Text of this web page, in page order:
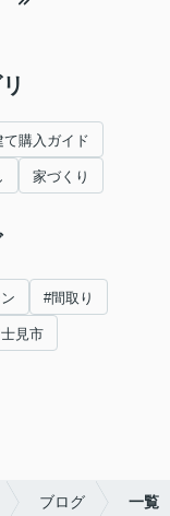
て購入ガイド
家づくり
#間取り
見市
ブログ 一覧